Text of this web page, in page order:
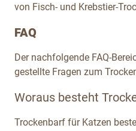
von Fisch- und Krebstier-
FAQ
Der nachfolgende FAQ-
gestellte Fragen zum
Woraus besteht
Trockenbarf für Katzen